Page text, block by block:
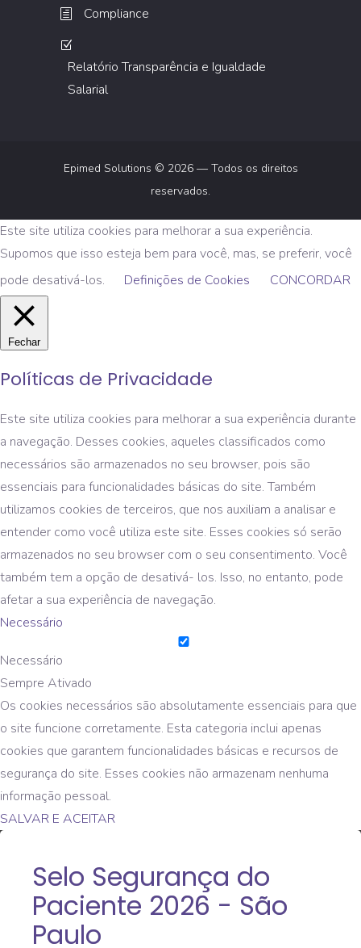
Compliance
Relatório Transparência e Igualdade
Salarial
Epimed Solutions © 2026 — Todos os direitos
reservados.
Este site utiliza cookies para melhorar a sua experiência.
Supomos que isso esteja bem para você, mas, se preferir, você
pode desativá-los.
Definições de Cookies CONCORDAR
Fechar
Políticas de Privacidade
Este site utiliza cookies para melhorar a sua experiência durante
a navegação. Desses cookies, aqueles classificados como
necessários são armazenados no seu browser, pois são
essenciais para funcionalidades básicas do site. Também
utilizamos cookies de terceiros, que nos auxiliam a analisar e
entender como você utiliza este site. Esses cookies só serão
armazenados no seu browser com o seu consentimento. Você
também tem a opção de desativá- los. Isso, no entanto, pode
afetar a sua experiência de navegação.
Necessário
Necessário
Sempre Ativado
Os cookies necessários são absolutamente essenciais para que
o site funcione corretamente. Esta categoria inclui apenas
cookies que garantem funcionalidades básicas e recursos de
segurança do site. Esses cookies não armazenam nenhuma
informação pessoal.
SALVAR E ACEITAR
Selo Segurança do
Paciente 2026 - São
Paulo